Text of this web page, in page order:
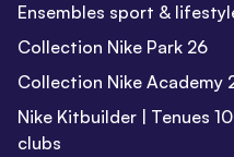
Ensembles sport &
Collection Nike Park 26
Collection Nike Academy
Nike Kitbuilder | Tenues
clubs